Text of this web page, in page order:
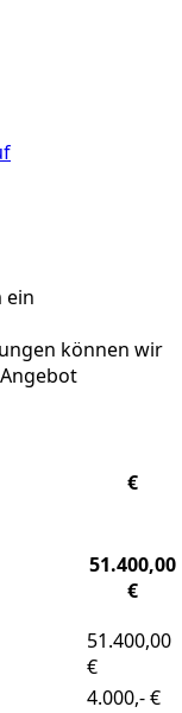
ein
können wir
€
51.400,00
€
51.400,00
€
4.000,- €